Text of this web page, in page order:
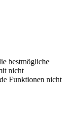
bestmögliche
nicht
Funktionen nicht